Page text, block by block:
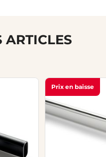
ARTICLES
Prix en baisse